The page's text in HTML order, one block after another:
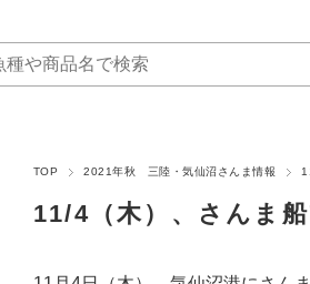
TOP 2021年秋 三陸・気仙沼さんま情報
11/4（木）、さんま